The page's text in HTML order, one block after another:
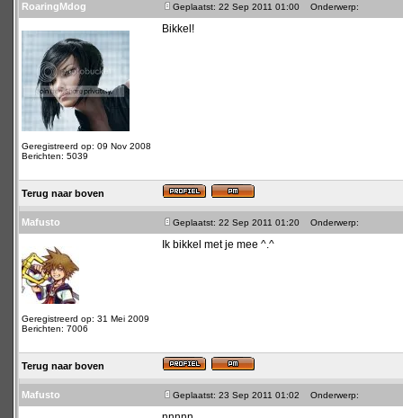
RoaringMdog Geplaatst: 22 Sep 2011 01:00 Onderwerp:
Geregistreerd op: 09 Nov 2008
Berichten: 5039
Bikkel!
Terug naar boven
Mafusto Geplaatst: 22 Sep 2011 01:20 Onderwerp:
Geregistreerd op: 31 Mei 2009
Berichten: 7006
Ik bikkel met je mee ^.^
Terug naar boven
Mafusto Geplaatst: 23 Sep 2011 01:02 Onderwerp: